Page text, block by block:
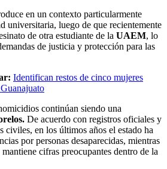
en un contexto particularmente
universitaria, luego de que recientemente
de otra estudiante de la UAEM, lo
de justicia y protección para las
Identifican restos de cinco mujeres
continúan siendo una
De acuerdo con registros oficiales y
civiles, en los últimos años el estado ha
por personas desaparecidas, mientras
cifras preocupantes dentro de la